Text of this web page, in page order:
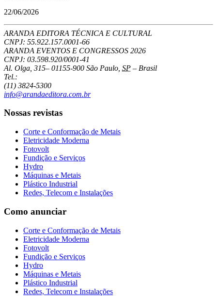
22/06/2026
ARANDA EDITORA TÉCNICA E CULTURAL
CNPJ: 55.922.157.0001-66
ARANDA EVENTOS E CONGRESSOS 2026
CNPJ: 03.598.920/0001-41
Al. Olga, 315– 01155-900 São Paulo SP – Brasil
Tel.:
(11) 3824-5300
info@arandaeditora.com.br
Nossas revistas
Corte e Conformação de Metais
Eletricidade Moderna
Fotovolt
Fundição e Serviços
Hydro
Máquinas e Metais
Plástico Industrial
Redes, Telecom e Instalações
Como anunciar
Corte e Conformação de Metais
Eletricidade Moderna
Fotovolt
Fundição e Serviços
Hydro
Máquinas e Metais
Plástico Industrial
Redes, Telecom e Instalações